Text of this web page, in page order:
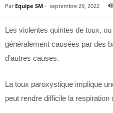
Par Equipe SM - septembre 29, 2022
Les violentes quintes de toux,
généralement causées par des
d’autres causes.
La toux paroxystique implique
peut rendre difficile la respiration